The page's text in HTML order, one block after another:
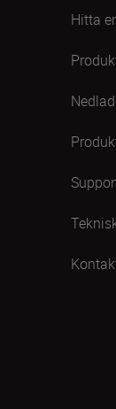
Hitta